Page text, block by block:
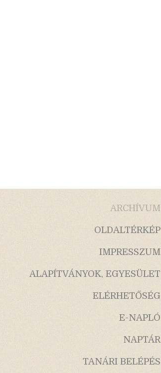
ARCHÍVUM
OLDALTÉRKÉP
IMPRESSZUM
ALAPÍTVÁNYOK, EGYESÜLET
ELÉRHETŐSÉG
E-NAPLÓ
NAPTÁR
TANÁRI BELÉPÉS